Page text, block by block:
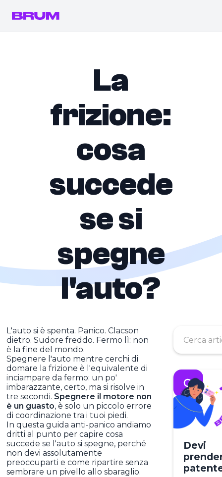
La
frizione:
cosa
succede
se si
spegne
l'auto?
L'auto si è spenta. Panico. Clacson
dietro. Sudore freddo. Fermo lì: non
è la fine del mondo.
Spegnere l'auto mentre cerchi di
domare la frizione è l'equivalente di
inciampare da fermo: un po'
imbarazzante, certo, ma si risolve in
tre secondi. Spegnere il motore non
è un guasto, è solo un piccolo errore
di coordinazione tra i tuoi piedi.
In questa guida anti-panico andiamo
dritti al punto per capire cosa
succede se l'auto si spegne, perché
non devi assolutamente
preoccuparti e come ripartire senza
sembrare un pivello allo sbaraglio.
Devi